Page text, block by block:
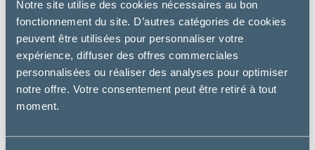
Notre site utilise des cookies nécessaires au bon
fonctionnement du site. D’autres catégories de cookies
peuvent être utilisées pour personnaliser votre
expérience, diffuser des offres commerciales
personnalisées ou réaliser des analyses pour optimiser
notre offre. Votre consentement peut être retiré à tout
moment.